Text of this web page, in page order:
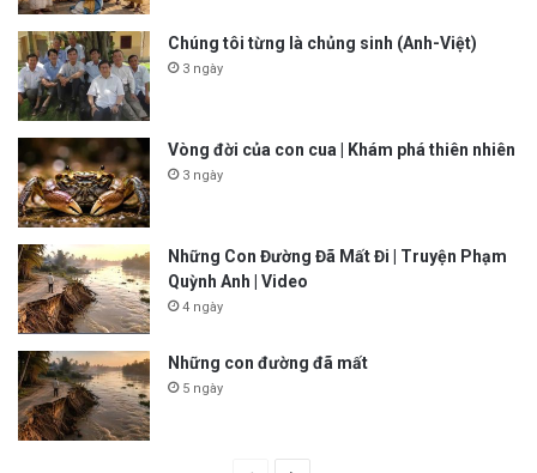
Chúng tôi từng là chủng sinh (Anh-Việt)
3 ngày
Vòng đời của con cua | Khám phá thiên nhiên
3 ngày
Những Con Đường Đã Mất Đi | Truyện Phạm
Quỳnh Anh | Video
4 ngày
Những con đường đã mất
5 ngày